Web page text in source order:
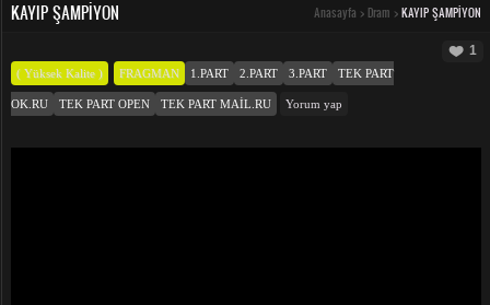
KAYIP ŞAMPIYON Anasayfa > Dram > KAYIP ŞAMPIYON
1
( Yüksek Kalite ) FRAGMAN 1.PART 2.PART 3.PART TEK PART
OK.RU TEK PART OPEN TEK PART MAIL.RU Yorum yap